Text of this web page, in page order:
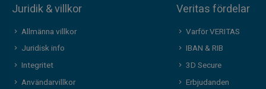
Juridik & villkor
Allmänna villkor
Juridisk info
Integritet
Användarvillkor
Veritas fördelar
Varför VERITAS
IBAN & RIB
3D Secure
Erbjudanden